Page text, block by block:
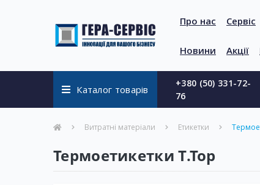
Про нас Сервіс
Новини Акції
Каталог товарів
+380 (50) 331-72-
76
Витратні матеріали Етикетки
Термоетикетки T.Top